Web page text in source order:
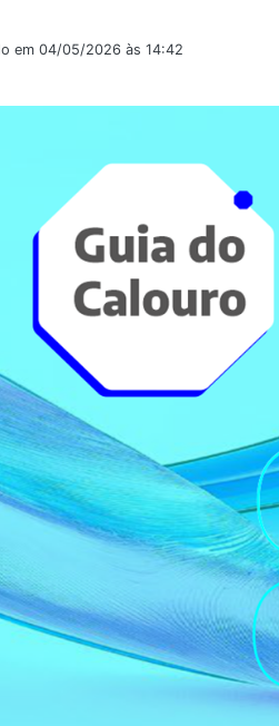
em 04/05/2026 às 14:42